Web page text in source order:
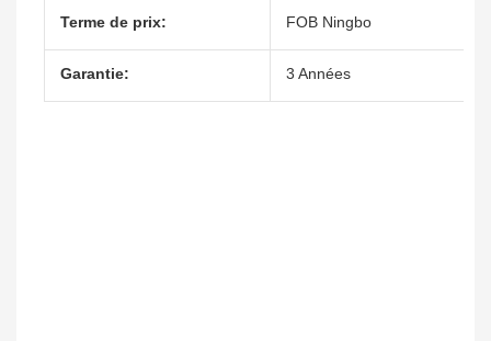
Terme de prix: FOB Ningbo
Garantie: 3 Années